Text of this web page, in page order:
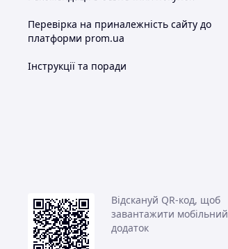
Перевірка на приналежність сайту до
платформи prom.ua
Інструкції та поради
Відскануй QR-код, щоб
завантажити мобільний
додаток